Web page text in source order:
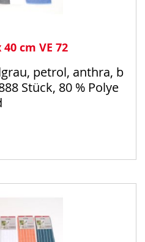
cm VE 72
petrol, anthra, b
Stück, 80 % Polye